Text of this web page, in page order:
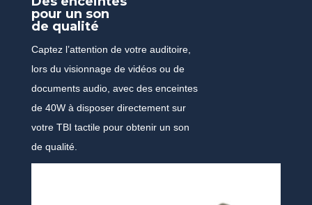
pour un son
de qualité
Captez l’attention de votre auditoire,
lors du visionnage de vidéos ou de
documents audio, avec des enceintes
de 40W à disposer directement sur
votre TBI tactile pour obtenir un son
de qualité.